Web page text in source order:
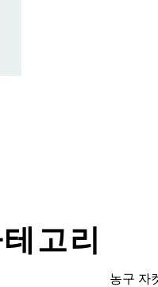
고리
농구 자